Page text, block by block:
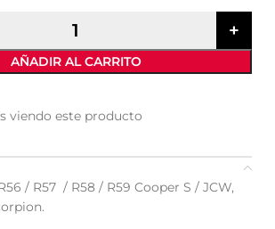
AÑADIR AL CARRITO
viendo este producto
/ R57 / R58 / R59 Cooper S / JCW,